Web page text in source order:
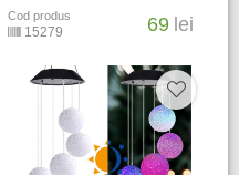
Cod produs
15279 69 lei